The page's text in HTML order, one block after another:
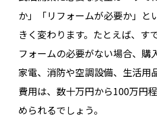
か」「リフォームが必要か」と
きく変わります。たとえば、す
フォームの必要がない場合、購
家電、消防や空調設備、生活用
費用は、数十万円から100万円
められるでしょう。